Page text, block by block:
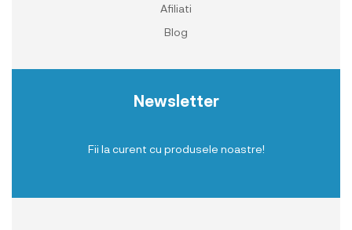
Afiliati
Blog
Newsletter
Fii la curent cu produsele noastre!